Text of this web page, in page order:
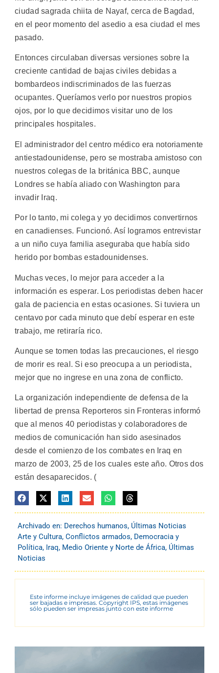
ciudad sagrada chiita de Nayaf, cerca de Bagdad,
en el peor momento del asedio a esa ciudad el mes
pasado.
Entonces circulaban diversas versiones sobre la
creciente cantidad de bajas civiles debidas a
bombardeos indiscriminados de las fuerzas
ocupantes. Queríamos verlo por nuestros propios
ojos, por lo que decidimos visitar uno de los
principales hospitales.
El administrador del centro médico era notoriamente
antiestadounidense, pero se mostraba amistoso con
nuestros colegas de la británica BBC, aunque
Londres se había aliado con Washington para
invadir Iraq.
Por lo tanto, mi colega y yo decidimos convertirnos
en canadienses. Funcionó. Así logramos entrevistar
a un niño cuya familia aseguraba que había sido
herido por bombas estadounidenses.
Muchas veces, lo mejor para acceder a la
información es esperar. Los periodistas deben hacer
gala de paciencia en estas ocasiones. Si tuviera un
centavo por cada minuto que debí esperar en este
trabajo, me retiraría rico.
Aunque se tomen todas las precauciones, el riesgo
de morir es real. Si eso preocupa a un periodista,
mejor que no ingrese en una zona de conflicto.
La organización independiente de defensa de la
libertad de prensa Reporteros sin Fronteras informó
que al menos 40 periodistas y colaboradores de
medios de comunicación han sido asesinados
desde el comienzo de los combates en Iraq en
marzo de 2003, 25 de los cuales este año. Otros dos
están desaparecidos. (
Archivado en: Derechos humanos, Últimas Noticias
Arte y Cultura, Conflictos armados, Democracia y
Política, Iraq, Medio Oriente y Norte de África, Últimas
Noticias
Este informe incluye imágenes de calidad que pueden
ser bajadas e impresas. Copyright IPS, estas imágenes
sólo pueden ser impresas junto con este informe